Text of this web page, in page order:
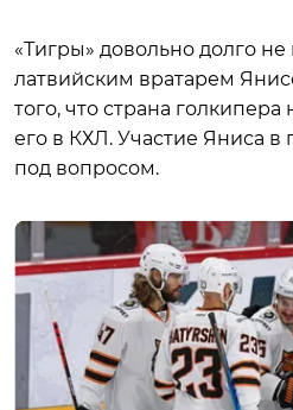
«Тигры» довольно долго
латвийским вратарем
того, что страна голкипера
его в КХЛ. Участие Яниса в
под вопросом.